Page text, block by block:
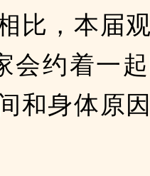
比，本届
会约着一
和身体原